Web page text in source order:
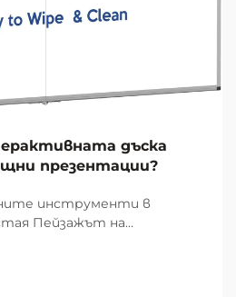
дъска
презентации?
инструменти в
Пейзажът на
дъска се е превърнала в